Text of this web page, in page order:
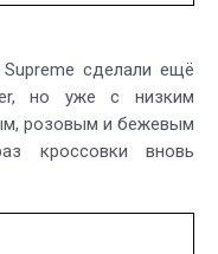
сделали ещё
но уже с низким
розовым и бежевым
кроссовки вновь